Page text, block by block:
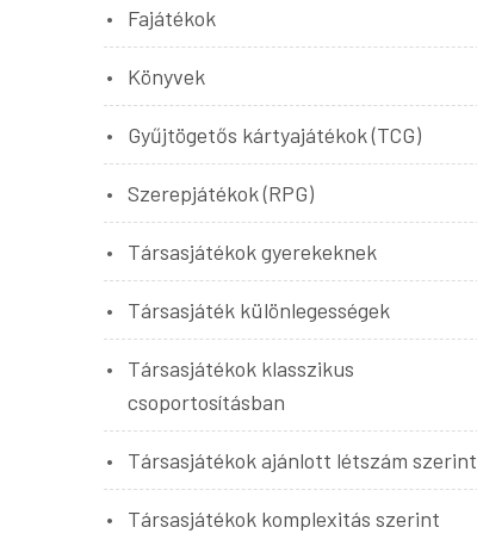
Fajátékok
Könyvek
Gyűjtögetős kártyajátékok (TCG)
Szerepjátékok (RPG)
Társasjátékok gyerekeknek
Társasjáték különlegességek
Társasjátékok klasszikus
csoportosításban
Társasjátékok ajánlott létszám szerint
Társasjátékok komplexitás szerint